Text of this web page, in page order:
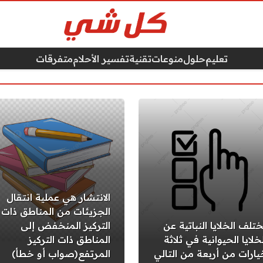
تعليمحلولمنوعاتتقنيةتفسير الأحلاممتفرقات
الخلايا النباتية عن
الحيوانية في ثلاثة
من أربعة من التالي
الانتشار هي عملية انتقال
الجزيئات من المناطق ذات
التركيز المنخفض إلى
المناطق ذات التركيز
المرتفع(صواب أو خطأ)